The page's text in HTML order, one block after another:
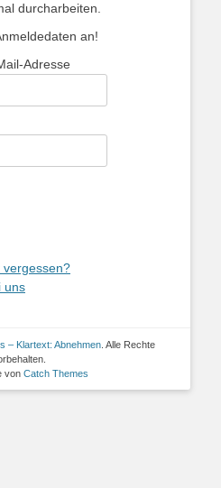
durcharbeiten.
an!
Adresse
vergessen?
uns
– Klartext: Abnehmen. Alle Rechte
von Catch Themes